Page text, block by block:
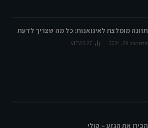
תזונה מומלצת לאיגואנות: כל מה שצריך לדעת
ספטמבר 29, 2024 27
VIEWS
הכירו את הגזע – קולי